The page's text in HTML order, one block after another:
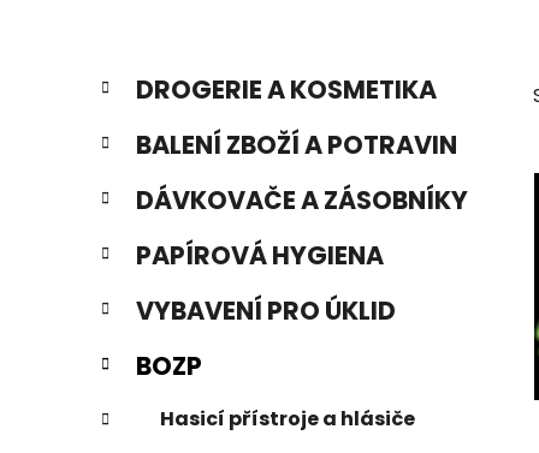
P
s
r
n
n
í
p
n
Přeskočit
K
a
e
o
i
DROGERIE A KOSMETIKA
BALENÍ ZBOŽÍ A POTRAVIN
DÁVKOVAČE A ZÁSOBNÍKY
PAPÍROVÁ HYGIENA
VYBAVENÍ PRO ÚKLID
BOZP
Hasicí přístroje a hlásiče